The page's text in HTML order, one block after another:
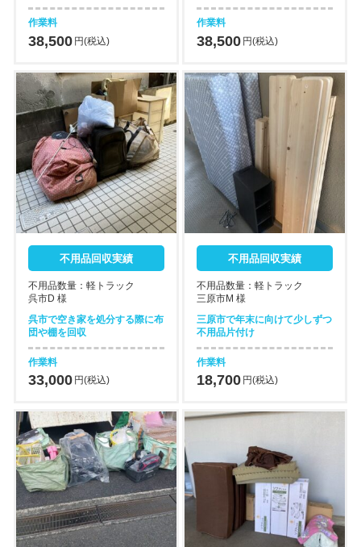
作業料
38,500 円(税込)
作業料
38,500 円(税込)
不用品回収実績
不用品数量：軽トラック
呉市D 様
呉市で空き家を処分する際に布
団や棚を回収
作業料
33,000 円(税込)
不用品回収実績
不用品数量：軽トラック
三原市M 様
三原市で年末に向けて少しずつ
不用品片付け
作業料
18,700 円(税込)